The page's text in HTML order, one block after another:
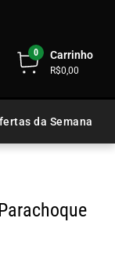
0 Carrinho
R$0,00
da Semana